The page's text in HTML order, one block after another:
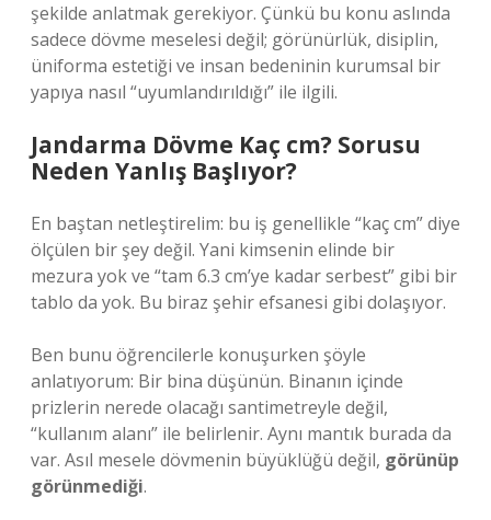
şekilde anlatmak gerekiyor. Çünkü bu konu aslında
sadece dövme meselesi değil; görünürlük, disiplin,
üniforma estetiği ve insan bedeninin kurumsal bir
yapıya nasıl “uyumlandırıldığı” ile ilgili.
Jandarma Dövme Kaç cm? Sorusu
Neden Yanlış Başlıyor?
En baştan netleştirelim: bu iş genellikle “kaç cm” diye
ölçülen bir şey değil. Yani kimsenin elinde bir
mezura yok ve “tam 6.3 cm’ye kadar serbest” gibi bir
tablo da yok. Bu biraz şehir efsanesi gibi dolaşıyor.
Ben bunu öğrencilerle konuşurken şöyle
anlatıyorum: Bir bina düşünün. Binanın içinde
prizlerin nerede olacağı santimetreyle değil,
“kullanım alanı” ile belirlenir. Aynı mantık burada da
var. Asıl mesele dövmenin büyüklüğü değil, görünüp
görünmediği.